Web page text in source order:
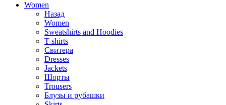
Women
Назад
Women
Sweatshirts and Hoodies
T-shirts
Свитера
Dresses
Jackets
Шорты
Trousers
Блузы и рубашки